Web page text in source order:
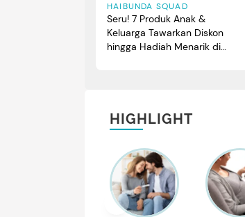
HAIBUNDA SQUAD
Seru! 7 Produk Anak &
Keluarga Tawarkan Diskon
hingga Hadiah Menarik di
HIGHLIGHT